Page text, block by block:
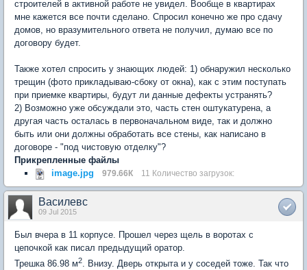
строителей в активной работе не увидел. Вообще в квартирах
мне кажется все почти сделано. Спросил конечно же про сдачу
домов, но вразумительного ответа не получил, думаю все по
договору будет.
Также хотел спросить у знающих людей: 1) обнаружил несколько
трещин (фото прикладываю-сбоку от окна), как с этим поступать
при приемке квартиры, будут ли данные дефекты устранять?
2) Возможно уже обсуждали это, часть стен оштукатурена, а
другая часть осталась в первоначальном виде, так и должно
быть или они должны обработать все стены, как написано в
договоре - "под чистовую отделку"?
Прикрепленные файлы
image.jpg
979.66К 11 Количество загрузок:
Василевс
09 Jul 2015
Был вчера в 11 корпусе. Прошел через щель в воротах с
цепочкой как писал предыдущий оратор.
Трешка 86.98 м2. Внизу. Дверь открыта и у соседей тоже. Так что